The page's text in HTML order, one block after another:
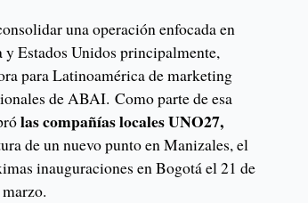
una operación enfocada en
y Estados Unidos principalmente,
para Latinoamérica de marketing
de ABAI. Como parte de esa
las compañías locales UNO27,
de un nuevo punto en Manizales, el
inauguraciones en Bogotá el 21 de